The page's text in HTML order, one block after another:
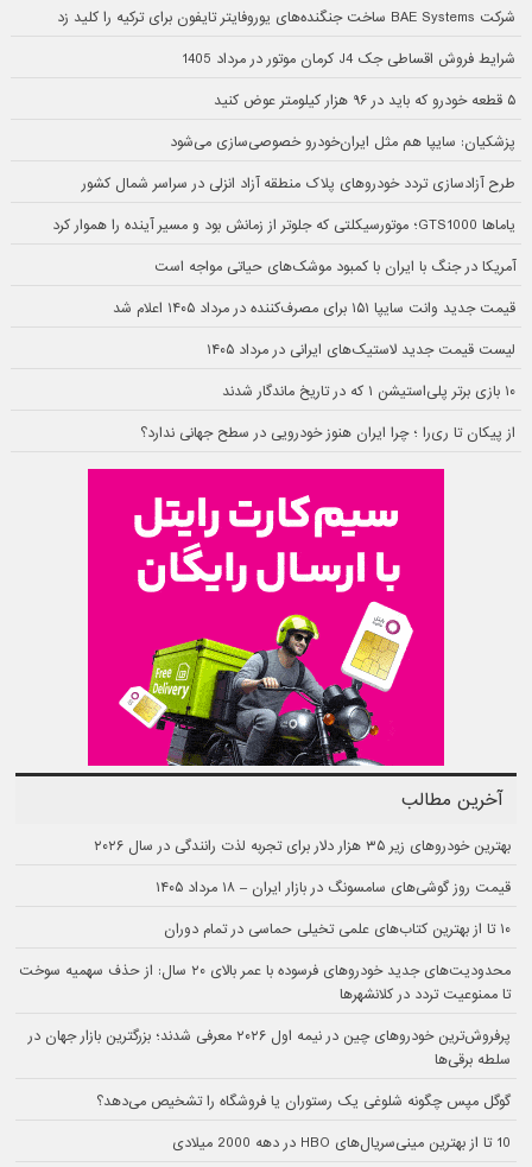
شرکت BAE Systems ساخت جنگنده‌های یوروفایتر تایفون برای ترکیه را کلید زد
شرایط فروش اقساطی جک J4 کرمان موتور در مرداد 1405
۵ قطعه خودرو که باید در ۹۶ هزار کیلومتر عوض کنید
پزشکیان: سایپا هم مثل ایران‌خودرو خصوصی‌سازی می‌شود
طرح آزادسازی تردد خودروهای پلاک منطقه آزاد انزلی در سراسر شمال کشور
یاماها GTS1000؛ موتورسیکلتی که جلوتر از زمانش بود و مسیر آینده را هموار کرد
آمریکا در جنگ با ایران با کمبود موشک‌های حیاتی مواجه است
قیمت جدید وانت سایپا ۱۵۱ برای مصرف‌کننده در مرداد ۱۴۰۵ اعلام شد
لیست قیمت جدید لاستیک‌های ایرانی در مرداد ۱۴۰۵
۱۰ بازی برتر پلی‌استیشن ۱ که در تاریخ ماندگار شدند
از پیکان تا ری‌را ؛ چرا ایران هنوز خودرویی در سطح جهانی ندارد؟
آخرین مطالب
بهترین خودروهای زیر ۳۵ هزار دلار برای تجربه لذت رانندگی در سال ۲۰۲۶
قیمت روز گوشی‌های سامسونگ در بازار ایران – ۱۸ مرداد ۱۴۰۵
۱۰ تا از بهترین کتاب‌های علمی تخیلی حماسی در تمام دوران
محدودیت‌های جدید خودروهای فرسوده با عمر بالای ۲۰ سال: از حذف سهمیه سوخت
تا ممنوعیت تردد در کلانشهرها
پرفروش‌ترین خودروهای چین در نیمه اول ۲۰۲۶ معرفی شدند؛ بزرگترین بازار جهان در
سلطه برقی‌ها
گوگل مپس چگونه شلوغی یک رستوران یا فروشگاه را تشخیص می‌دهد؟
10 تا از بهترین مینی‌سریال‌های HBO در دهه 2000 میلادی